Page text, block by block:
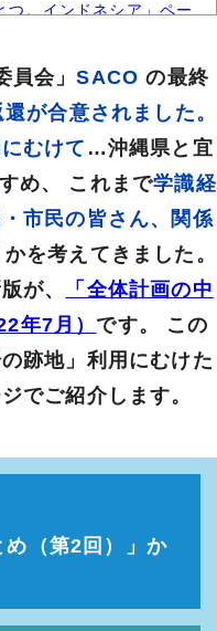
つ。インドネシア」ペー
図パネル展」ページを公
つ。フィリピン」ページ
ドイツ２」ページを公開
地利用県民フォーラム開
）」のプロモーション
員会」SACO の最終
が合意されました。
むけて …沖縄県と宜
め、
これまで学識経
市民の皆さん、関係
を考えてきました。
が、
「全体計画の中
年7月） です。
この
跡地」利用にむけた
でご紹介します。
め（第2回）」か